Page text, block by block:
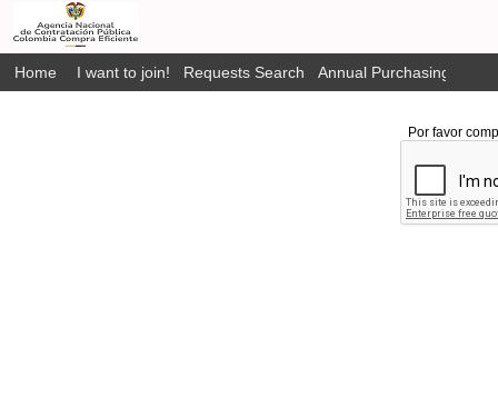
Home I want to join! Requests Search Annual Purchasing Plan
Por favor